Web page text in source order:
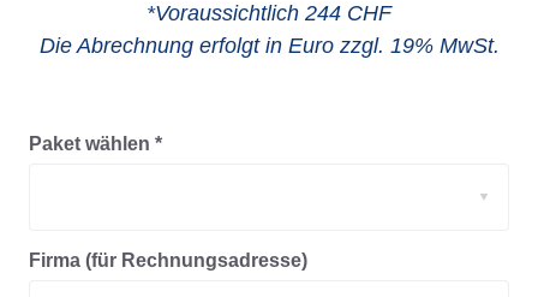
*Voraussichtlich 244 CHF
Die Abrechnung erfolgt in Euro zzgl. 19% MwSt.
Paket wählen *
Firma (für Rechnungsadresse)